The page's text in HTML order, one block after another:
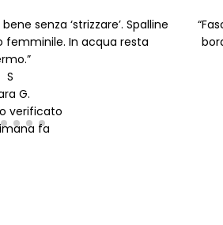
senza ‘strizzare’. Spalline
femminile. In acqua resta
S
G.
verificato
fa